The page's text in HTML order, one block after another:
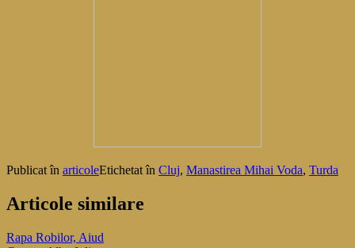
Publicat în articoleEtichetat în Cluj, Manastirea Mihai Voda, Turda
Articole similare
Navigare
Rapa Robilor, Aiud